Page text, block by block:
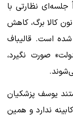
نظارتی با
کالا برگ، کاهش
شده است. قالیباف
صورت نگیرد،
یوسف پزشکیان
ندارد و همین